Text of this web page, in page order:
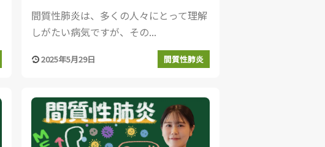
間質性肺炎は、多くの人々にとって理解
しがたい病気ですが、その...
2025年5月29日 間質性肺炎